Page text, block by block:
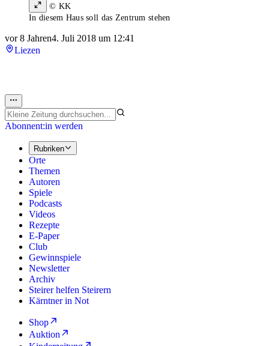
© KK
In diesem Haus soll das Zentrum stehen
vor 8 Jahren4. Juli 2018 um 12:41
Liezen
Abonnent:in werden
Rubriken
Orte
Themen
Autoren
Spiele
Podcasts
Videos
Rezepte
E-Paper
Club
Gewinnspiele
Newsletter
Archiv
Steirer helfen Steirern
Kärntner in Not
Shop
Auktion